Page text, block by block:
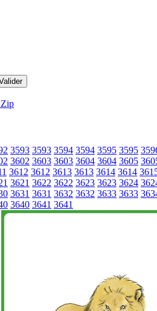
3593 3593 3594 3594 3595 3595
3602 3603 3603 3604 3604 3605
3612 3612 3613 3613 3614 3614
3621 3622 3622 3623 3623 3624
3631 3631 3632 3632 3633 3633
3640 3641 3641